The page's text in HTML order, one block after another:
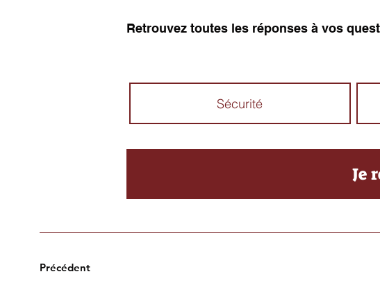
Précédent
Retrouvez toutes les réponses à vos
Sécurité
Je